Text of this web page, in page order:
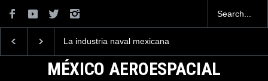
La industria naval mexicana
la Armada de México
mexicanos cuesta 2.9
millones de dólares
MÉXICO AEROESPACIAL